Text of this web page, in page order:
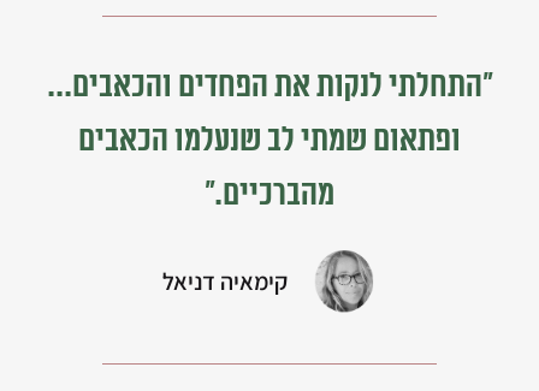
“התחלתי לנקות את הפחדים והכאבים...
ופתאום שמתי לב שנעלמו הכאבים
מהברכיים.”
קימאיה דניאל